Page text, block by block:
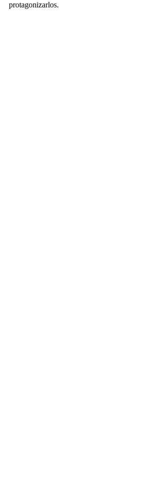
protagonizarlos.